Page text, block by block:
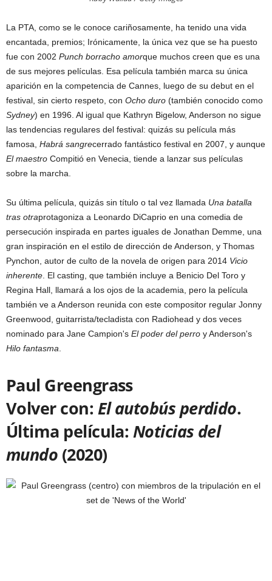
La PTA, como se le conoce cariñosamente, ha tenido una vida
encantada, premios; Irónicamente, la única vez que se ha puesto
fue con 2002 Punch borracho amorque muchos creen que es una
de sus mejores películas. Esa película también marca su única
aparición en la competencia de Cannes, luego de su debut en el
festival, sin cierto respeto, con Ocho duro (también conocido como
Sydney) en 1996. Al igual que Kathryn Bigelow, Anderson no sigue
las tendencias regulares del festival: quizás su película más
famosa, Habrá sangrecerrado fantástico festival en 2007, y aunque
El maestro Compitió en Venecia, tiende a lanzar sus películas
sobre la marcha.
Su última película, quizás sin título o tal vez llamada Una batalla
tras otraprotagoniza a Leonardo DiCaprio en una comedia de
persecución inspirada en partes iguales de Jonathan Demme, una
gran inspiración en el estilo de dirección de Anderson, y Thomas
Pynchon, autor de culto de la novela de origen para 2014 Vicio
inherente . El casting, que también incluye a Benicio Del Toro y
Regina Hall, llamará a los ojos de la academia, pero la película
también ve a Anderson reunida con este compositor regular Jonny
Greenwood, guitarrista/tecladista con Radiohead y dos veces
nominado para Jane Campion's El poder del perro y Anderson's
Hilo fantasma
Paul Greengrass
Volver con:El autobús perdido.
Última película:Noticias del
mundo (2020)